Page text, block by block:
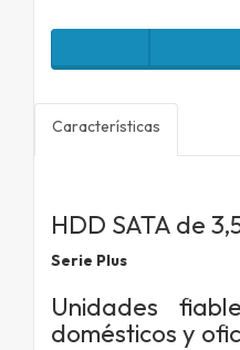
Características
HDD SATA de
Serie Plus
Unidades
domésticos y